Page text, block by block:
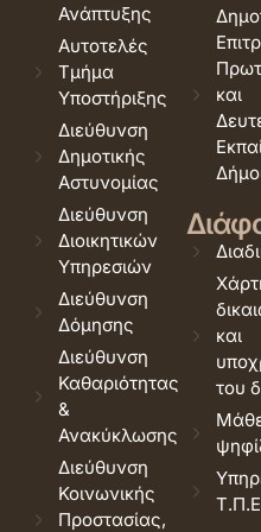
Ανάπτυξης
Αυτοτελές
Τμήμα
Υποστήριξης
Διεύθυνση
Δημοτικής
Αστυνομίας
Διεύθυνση
Διοικητικών
Υπηρεσιών
Διεύθυνση
Δόμησης
Διεύθυνση
Καθαριότητας
&
Ανακύκλωσης
Διεύθυνση
Κοινωνικής
Προστασίας,
και
και
του